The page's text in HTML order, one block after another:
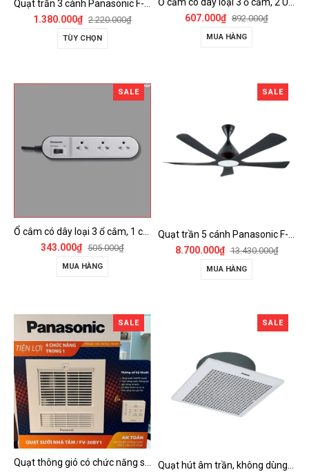
Quạt trần 3 cánh Panasonic F-60FV2
1.380.000₫ 2.220.000₫
TÙY CHỌN
607.000₫ 892.000₫
MUA HÀNG
SALE
343.000₫ 505.000₫
MUA HÀNG
SALE
Quạt trần 5 cánh Panasonic F-60DGN có đèn LED và kết nối Wireless
8.700.000₫ 13.430.000₫
MUA HÀNG
SALE SALE
Quạt hút âm trần, không dùng ống dẫn Panasonic - FV-25TGU6